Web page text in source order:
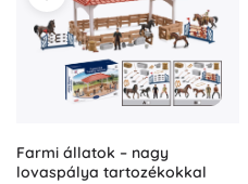
Farmi állatok – nagy
lovaspálya tartozékokkal